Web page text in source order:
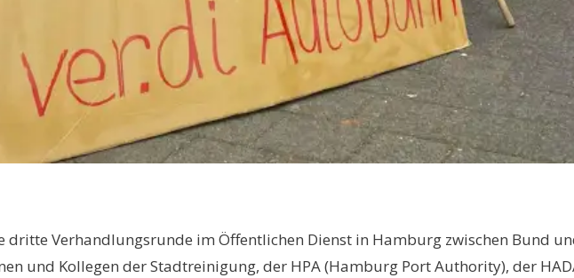
dritte Verhandlungsrunde im Öffentlichen Dienst in Hamburg zwischen Bund
und Kollegen der Stadtreinigung, der HPA (Hamburg Port Authority), der